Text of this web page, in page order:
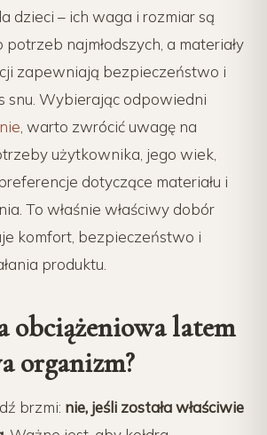
dzieci – ich waga i rozmiar są
najmłodszych, a materiały
zapewniają bezpieczeństwo i
snu. Wybierając odpowiedni
, warto zwrócić uwagę na
użytkownika, jego wiek,
dotyczące materiału i
To właśnie właściwy dobór
komfort, bezpieczeństwo i
produktu.
obciążeniowa latem
organizm?
brzmi: nie, jeśli została właściwie